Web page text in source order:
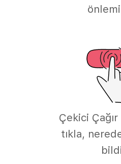
Çekici
tıkla,